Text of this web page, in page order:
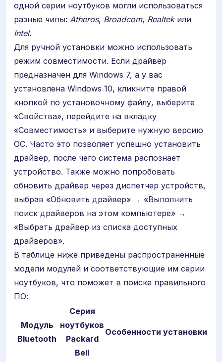
одной серии ноутбуков могли использоваться
разные чипы: Atheros, Broadcom, Realtekили
Intel.
Для ручной установки можно использовать
режим совместимости. Если драйвер
предназначен для Windows 7, а у вас
установлена Windows 10, кликните правой
кнопкой по установочному файлу, выберите
«Свойства», перейдите на вкладку
«Совместимость» и выберите нужную версию
ОС. Часто это позволяет успешно установить
драйвер, после чего система распознает
устройство. Также можно попробовать
обновить драйвер через диспетчер устройств,
выбрав «Обновить драйвер» → «Выполнить
поиск драйверов на этом компьютере» →
«Выбрать драйвер из списка доступных
драйверов».
В таблице ниже приведены распространенные
модели модулей и соответствующие им серии
ноутбуков, что поможет в поиске правильного
ПО:
Модуль
Bluetooth
Серия
ноутбуков
Packard
Bell
Особенности установки